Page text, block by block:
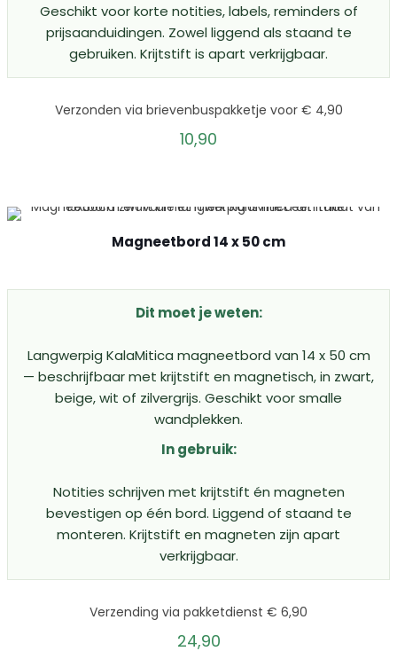
Geschikt voor korte notities, labels, reminders of
prijsaanduidingen. Zowel liggend als staand te
gebruiken. Krijtstift is apart verkrijgbaar.
Verzonden via brievenbuspakketje voor € 4,90
10,90
Magneetbord 14 x 50 cm
Dit moet je weten:
Langwerpig KalaMitica magneetbord van 14 x 50 cm
— beschrijfbaar met krijtstift en magnetisch, in zwart,
beige, wit of zilvergrijs. Geschikt voor smalle
wandplekken.
In gebruik:
Notities schrijven met krijtstift én magneten
bevestigen op één bord. Liggend of staand te
monteren. Krijtstift en magneten zijn apart
verkrijgbaar.
Verzending via pakketdienst € 6,90
24,90